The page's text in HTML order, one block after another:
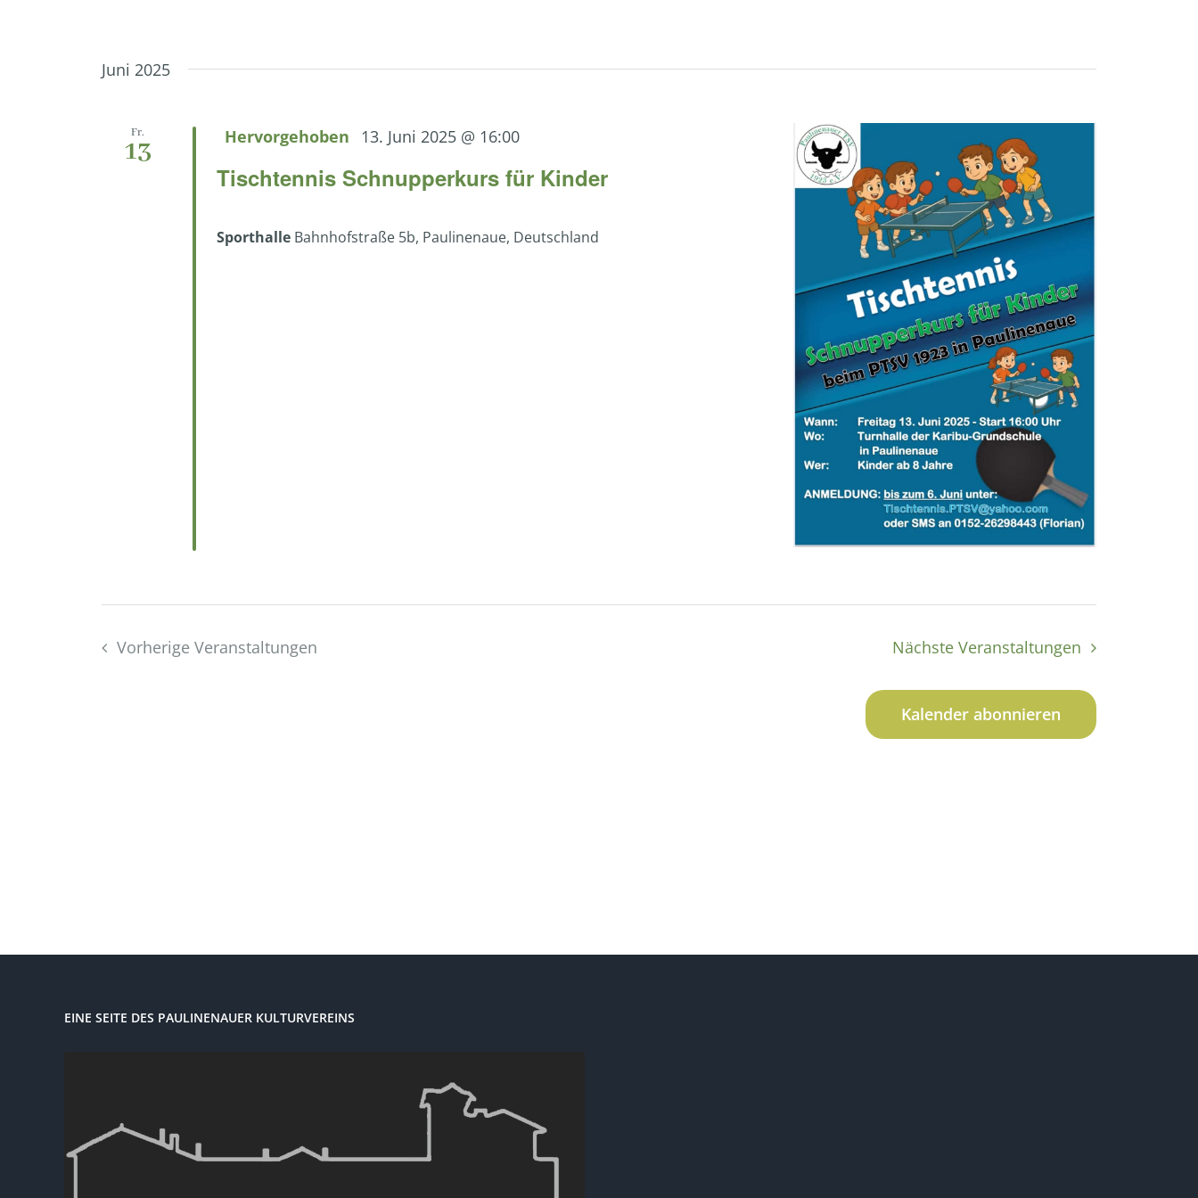
Juni 2025
Fr.
13
Tischtennis Schnupperkurs für Kinder
Hervorgehoben 13. Juni 2025 @ 16:00
Sporthalle Bahnhofstraße 5b, Paulinenaue, Deutschland
Vorherige Veranstaltungen NächsteVeranstaltungen
Kalender abonnieren
EINE SEITE DES PAULINENAUER KULTURVEREINS